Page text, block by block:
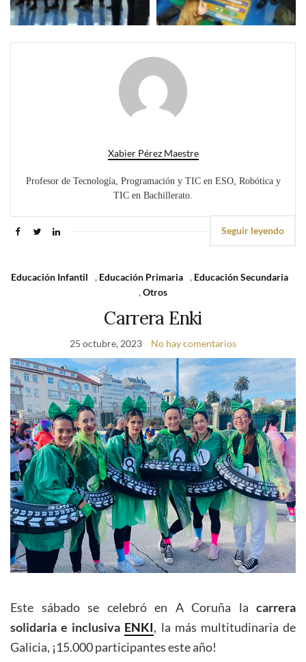
Xabier Pérez Maestre
Profesor de Tecnología, Programación y TIC en ESO, Robótica y
TIC en Bachillerato.
Seguir leyendo
Educación Infantil , Educación Primaria , Educación Secundaria
,Otros
Carrera Enki
25 octubre, 2023 No hay comentarios
Este sábado se celebró en A Coruña la carrera
solidaria e inclusiva ENKI, la más multitudinaria de
Galicia, ¡15.000 participantes este año!